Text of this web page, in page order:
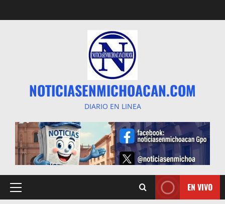
al
NOTICIASENMICHOACAN.COM
DIARIO EN LINEA
Menú
EN VIVO